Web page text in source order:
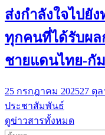
ส่งกำลังใจไปยั
ทุกคนที่ได้รับผ
ชายแดนไทย-กั
25 กรกฎาคม 202527 ตุ
ประชาสัมพันธ์
ดูข่าวสารทั้งหมด